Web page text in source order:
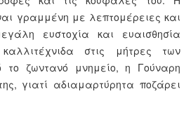
γραμμένη με λεπτομέρειες και
ευστοχία και ευαισθησία
στις μήτρες των
το ζωντανό μνημείο, η Γούναρη
γιατί αδιαμαρτύρητα ποζάρει